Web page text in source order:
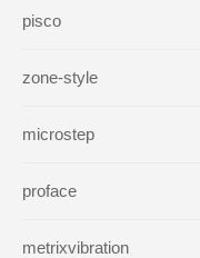
pisco
zone-style
microstep
proface
metrixvibration